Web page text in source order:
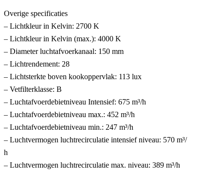
Overige specificaties
– Lichtkleur in Kelvin: 2700 K
– Lichtkleur in Kelvin (max.): 4000 K
– Diameter luchtafvoerkanaal: 150 mm
– Lichtrendement: 28
– Lichtsterkte boven kookoppervlak: 113 lux
– Vetfilterklasse: B
– Luchtafvoerdebietniveau Intensief: 675 m³/h
– Luchtafvoerdebietniveau max.: 452 m³/h
– Luchtafvoerdebietniveau min.: 247 m³/h
– Luchtvermogen luchtrecirculatie intensief niveau: 570 m³/
h
– Luchtvermogen luchtrecirculatie max. niveau: 389 m³/h